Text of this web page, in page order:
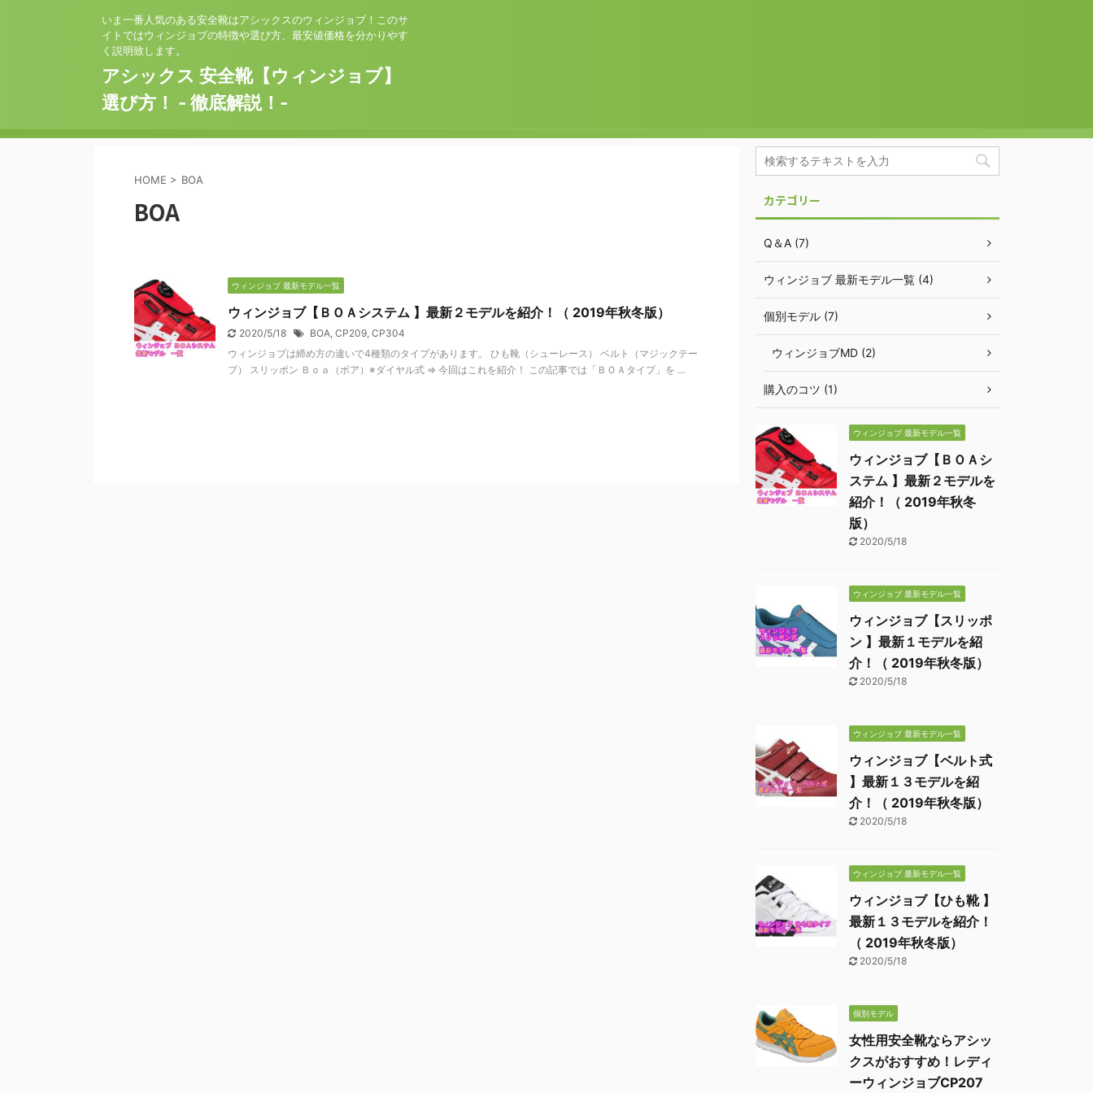
いま一番人気のある安全靴はアシックスのウィンジョブ！このサ
イトではウィンジョブの特徴や選び方、最安値価格を分かりやす
く説明致します。
アシックス 安全靴【ウィンジョブ】
選び方！ - 徹底解説！-
HOME > BOA
BOA
ウィンジョブ 最新モデル一覧
ウィンジョブ【ＢＯＡシステム 】最新２モデルを紹介！（ 2019年秋冬版）
2020/5/18 BOA, CP209, CP304
ウィンジョブは締め方の違いで4種類のタイプがあります。 ひも靴（シューレース） ベルト（マジックテー
プ） スリッポン Ｂｏａ（ボア）※ダイヤル式 ⇒ 今回はこれを紹介！ この記事では「ＢＯＡタイプ」を ...
カテゴリー
Q＆A (7)
ウィンジョブ 最新モデル一覧 (4)
個別モデル (7)
ウィンジョブMD (2)
購入のコツ (1)
ウィンジョブ 最新モデル一覧
ウィンジョブ【ＢＯＡシ
ステム 】最新２モデルを
紹介！（ 2019年秋冬
版）
2020/5/18
ウィンジョブ 最新モデル一覧
ウィンジョブ【スリッポ
ン 】最新１モデルを紹
介！（ 2019年秋冬版）
2020/5/18
ウィンジョブ 最新モデル一覧
ウィンジョブ【ベルト式
】最新１３モデルを紹
介！（ 2019年秋冬版）
2020/5/18
ウィンジョブ 最新モデル一覧
ウィンジョブ【ひも靴 】
最新１３モデルを紹介！
（ 2019年秋冬版）
2020/5/18
個別モデル
女性用安全靴ならアシッ
クスがおすすめ！レディ
ーウィンジョブCP207